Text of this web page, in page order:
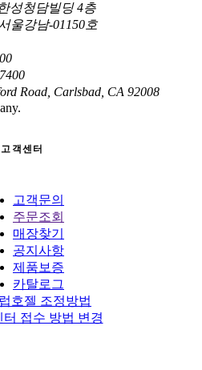
성청담빌딩 4층
울강남-01150호
Road, Carlsbad, CA 92008
고객센터
고객문의
주문조회
매장찾기
공지사항
제품보증
카탈로그
호젤 조정방법
터 접수 방법 변경